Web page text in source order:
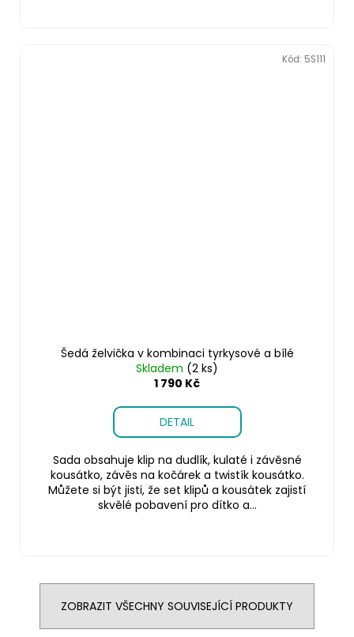
Šedá želvička v kombinaci tyrkysové a bílé
Skladem (2 ks)
1 790 Kč
DETAIL
Sada obsahuje klip na dudlík, kulaté i závěsné
kousátko, závěs na kočárek a twistík kousátko.
Můžete si být jisti, že set klipů a kousátek zajistí
skvělé pobavení pro dítko a...
Kód: 5S111
ZOBRAZIT VŠECHNY SOUVISEJÍCÍ PRODUKTY